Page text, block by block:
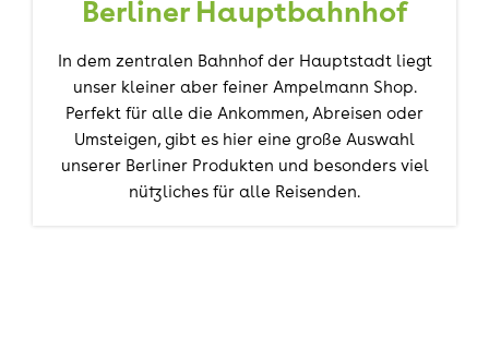
Berliner Hauptbahnhof
In dem zentralen Bahnhof der Hauptstadt liegt
unser kleiner aber feiner Ampelmann Shop.
Perfekt für alle die Ankommen, Abreisen oder
Umsteigen, gibt es hier eine große Auswahl
unserer Berliner Produkten und besonders viel
nützliches für alle Reisenden.